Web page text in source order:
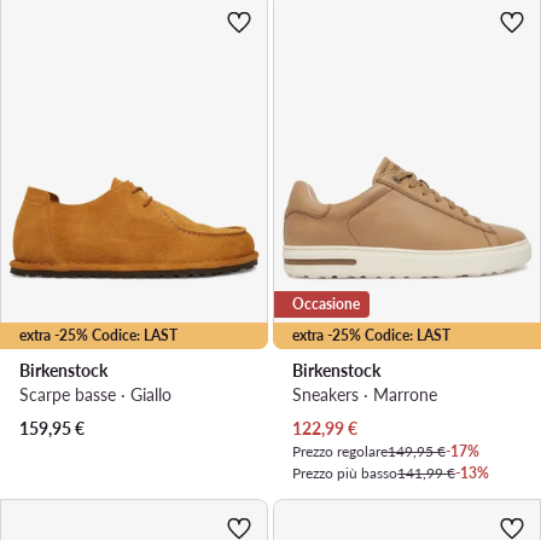
extra -25% Codice: LAST
Birkenstock
Scarpe basse · Giallo
159,95€
extra -25% Codice: LAST
Occasione
Birkenstock
Sneakers · Marrone
Prezzo attuale
122,99€
Prezzo regolare149,95 €-17%
Prezzo più basso141,99 €-13%